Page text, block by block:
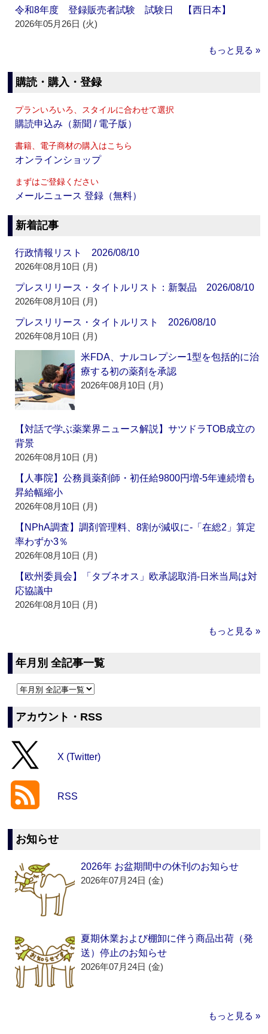
令和8年度 登録販売者試験 試験日 【西日本】
2026年05月26日 (火)
もっと見る »
購読・購入・登録
プランいろいろ、スタイルに合わせて選択
購読申込み（新聞 / 電子版）
書籍、電子商材の購入はこちら
オンラインショップ
まずはご登録ください
メールニュース 登録（無料）
新着記事
行政情報リスト 2026/08/10
2026年08月10日 (月)
プレスリリース・タイトルリスト：新製品 2026/08/10
2026年08月10日 (月)
プレスリリース・タイトルリスト 2026/08/10
2026年08月10日 (月)
米FDA、ナルコレプシー1型を包括的に治
療する初の薬剤を承認
2026年08月10日 (月)
【対話で学ぶ薬業界ニュース解説】サツドラTOB成立の
背景
2026年08月10日 (月)
【人事院】公務員薬剤師・初任給9800円増‐5年連続増も
昇給幅縮小
2026年08月10日 (月)
【NPhA調査】調剤管理料、8割が減収に‐「在総2」算定
率わずか3％
2026年08月10日 (月)
【欧州委員会】「タブネオス」欧承認取消‐日米当局は対
応協議中
2026年08月10日 (月)
もっと見る »
年月別 全記事一覧
アカウント・RSS
X (Twitter)
RSS
お知らせ
2026年 お盆期間中の休刊のお知らせ
2026年07月24日 (金)
夏期休業および棚卸に伴う商品出荷（発
送）停止のお知らせ
2026年07月24日 (金)
もっと見る »